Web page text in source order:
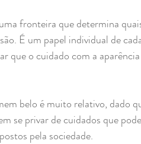
fronteira que determina
É um papel individual de
que o cuidado com a
belo é muito relativo, dado
se privar de cuidados que
pela sociedade.